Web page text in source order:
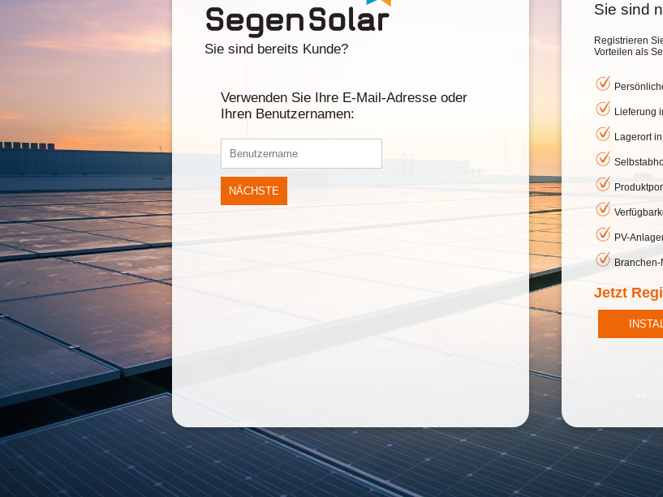
Sie sind bereits Kunde?
Verwenden Sie Ihre E-Mail-Adresse oder
Ihren Benutzernamen:
NÄCHSTE
Sie sind
Registrieren
Vorteilen als
Lieferung
Lagerort
PV-
Jetzt